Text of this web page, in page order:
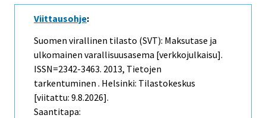
Viittausohje:
Suomen virallinen tilasto (SVT): Maksutase ja
ulkomainen varallisuusasema [verkkojulkaisu].
ISSN=2342-3463. 2013, Tietojen
tarkentuminen . Helsinki: Tilastokeskus
[viitattu: 9.8.2026].
Saantitapa: